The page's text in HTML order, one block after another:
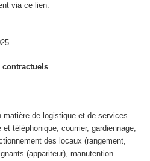
via ce lien.
de logistique et de services
téléphonique, courrier, gardiennage,
des locaux (rangement,
(appariteur), manutention